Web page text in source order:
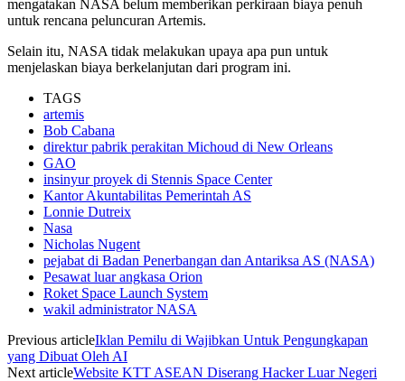
mengatakan NASA belum memberikan perkiraan biaya penuh
untuk rencana peluncuran Artemis.
Selain itu, NASA tidak melakukan upaya apa pun untuk
menjelaskan biaya berkelanjutan dari program ini.
TAGS
artemis
Bob Cabana
direktur pabrik perakitan Michoud di New Orleans
GAO
insinyur proyek di Stennis Space Center
Kantor Akuntabilitas Pemerintah AS
Lonnie Dutreix
Nasa
Nicholas Nugent
pejabat di Badan Penerbangan dan Antariksa AS (NASA)
Pesawat luar angkasa Orion
Roket Space Launch System
wakil administrator NASA
Previous articleIklan Pemilu di Wajibkan Untuk Pengungkapan
yang Dibuat Oleh AI
Next articleWebsite KTT ASEAN Diserang Hacker Luar Negeri